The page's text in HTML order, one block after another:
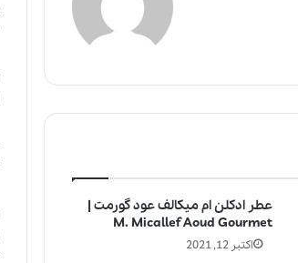
عطر ادکلن ام میکالف عود گورمت |
M. Micallef Aoud Gourmet
اکتبر 12, 2021